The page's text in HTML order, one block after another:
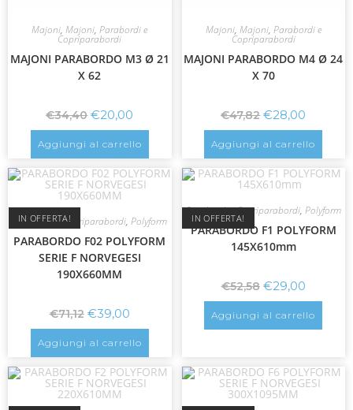
Majoni,Majoni,Parabordi e
Copriparabordi
MAJONI PARABORDO M3 Ø 21
X 62
€34,40 €20,00
Aggiungi al carrello
Majoni, Majoni, Parabordi e
Copriparabordi
MAJONI PARABORDO M4 Ø 24
X 70
€47,82 €28,00
Aggiungi al carrello
IN OFFERTA!
Parabordi e Copriparabordi,Polyform
PARABORDO F02 POLYFORM
SERIE F NORVEGESI
190X660MM
€71,12 €39,00
Aggiungi al carrello
IN OFFERTA!
Parabordi e Copriparabordi, Polyform
PARABORDO F1 POLYFORM
145X610mm
€52,58 €29,00
Aggiungi al carrello